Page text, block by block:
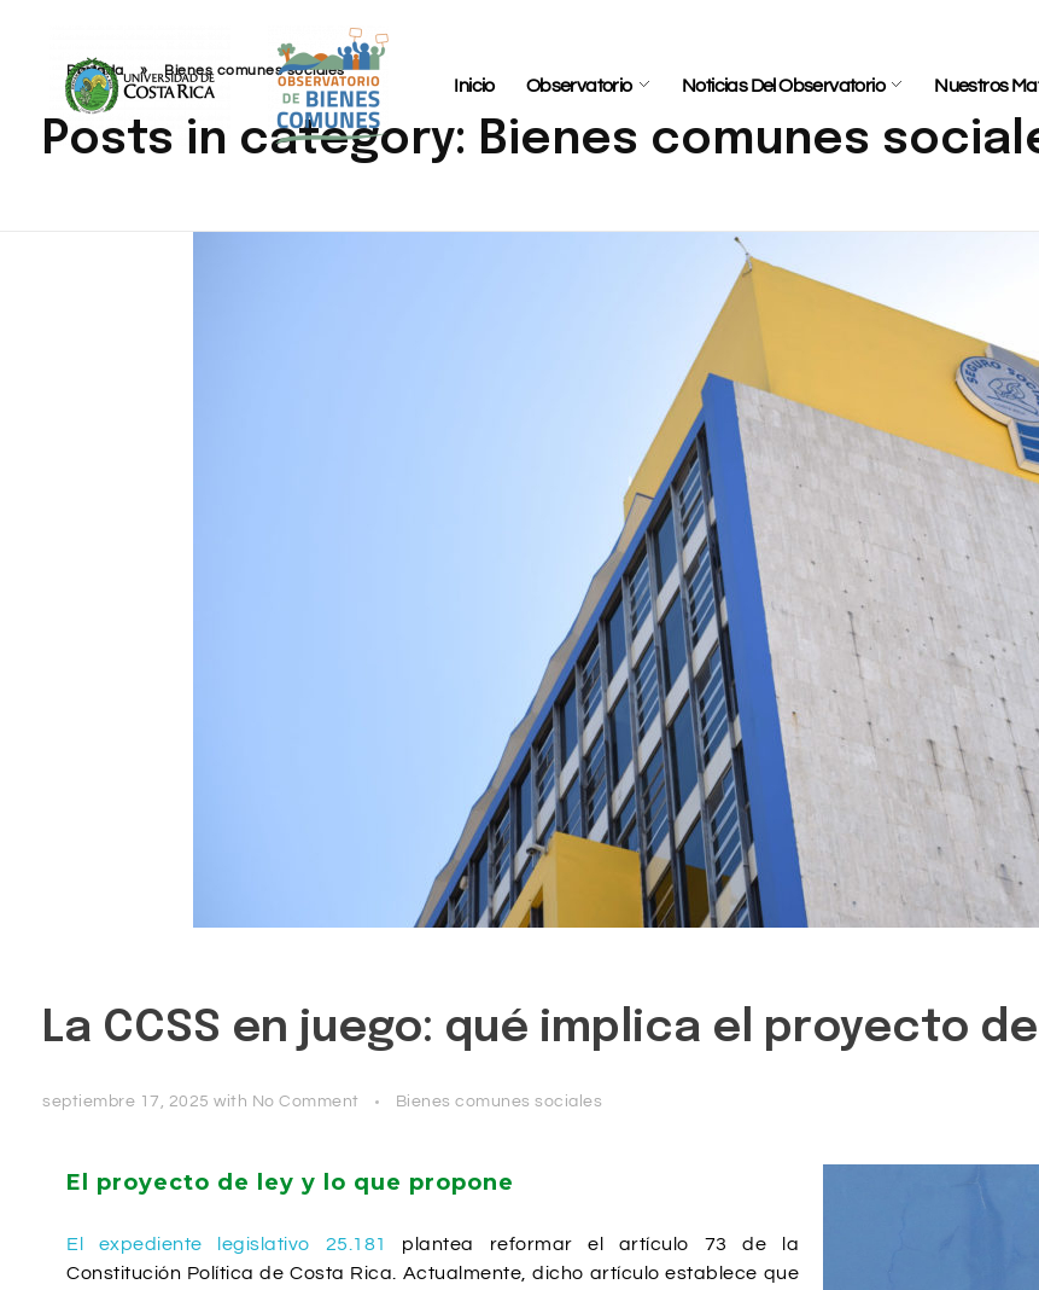
Inicio Observatorio Noticias Del Observatorio Nuestros
Portada » Bienes comunes sociales
Posts in category: Bienes comunes
La CCSS en juego: qué implica el proyecto
septiembre 17, 2025 with No Comment Bienes comunes sociales
El proyecto de ley y lo que propone
El expediente legislativo 25.181
plantea reformar el artículo 73 de la
Constitución Política de Costa Rica. Actualmente, dicho artículo establece que